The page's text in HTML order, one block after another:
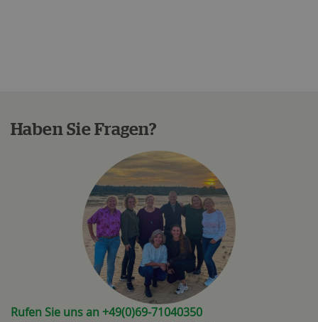
Haben Sie Fragen?
Rufen Sie uns an +49(0)69-71040350